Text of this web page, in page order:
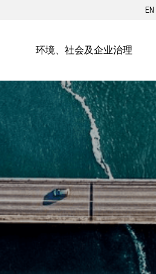
EN
环境、社会及企业治理